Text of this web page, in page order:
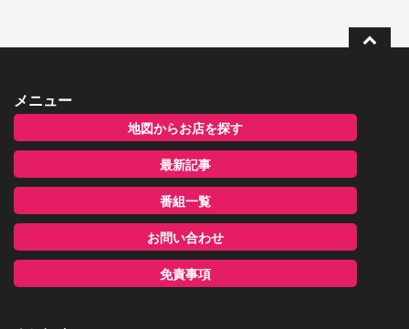
メニュー
地図からお店を探す
最新記事
番組一覧
お問い合わせ
免責事項